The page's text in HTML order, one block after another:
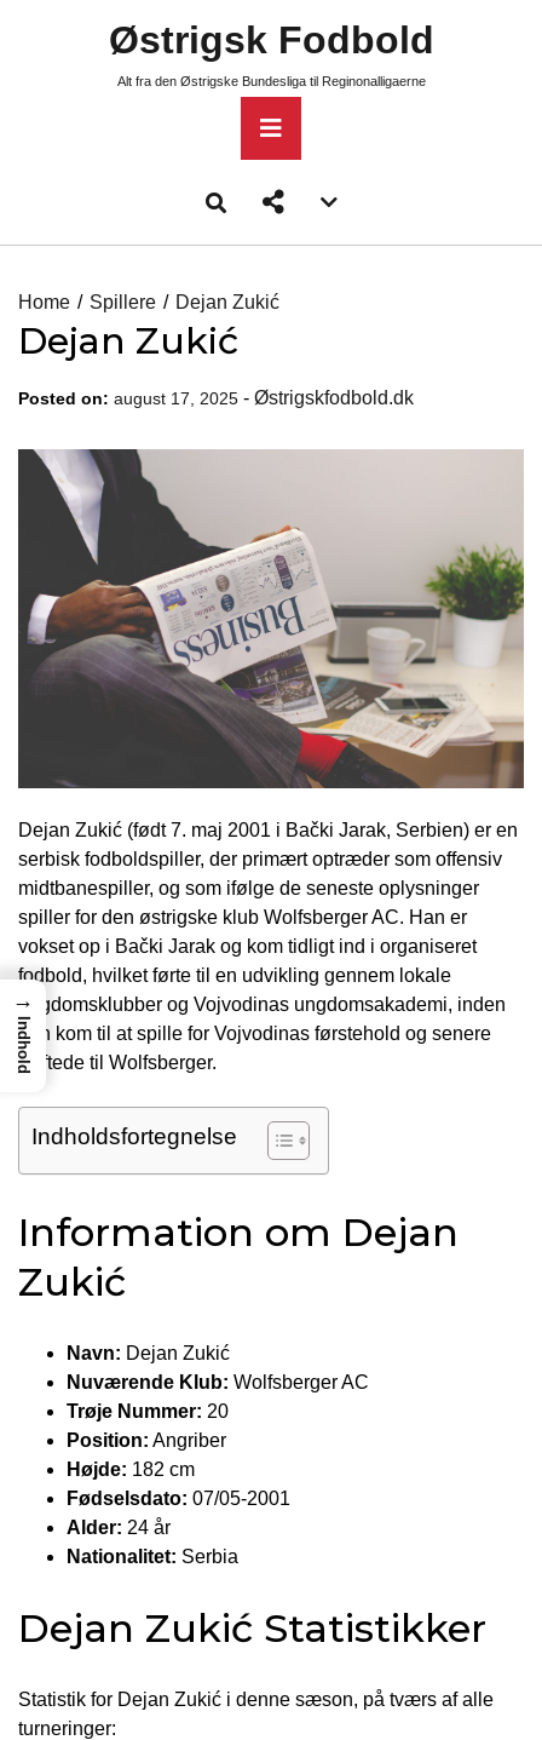
Østrigsk Fodbold
Alt fra den Østrigske Bundesliga til Reginonalligaerne
Primary
Menu
menu
Home
Spillere Dejan Zukić
Dejan Zukić
Posted on: august 17, 2025 - Østrigskfodbold.dk
Dejan Zukić (født 7. maj 2001 i Bački Jarak, Serbien) er en
serbisk fodboldspiller, der primært optræder som offensiv
midtbanespiller, og som ifølge de seneste oplysninger
spiller for den østrigske klub Wolfsberger AC. Han er
vokset op i Bački Jarak og kom tidligt ind i organiseret
fodbold, hvilket førte til en udvikling gennem lokale
ungdomsklubber og Vojvodinas ungdomsakademi, inden
han kom til at spille for Vojvodinas førstehold og senere
skiftede til Wolfsberger.
Indholdsfortegnelse
Information om Dejan
Zukić
Navn: Dejan Zukić
Nuværende Klub: Wolfsberger AC
Trøje Nummer: 20
Position: Angriber
Højde: 182 cm
Fødselsdato: 07/05-2001
Alder: 24 år
Nationalitet: Serbia
Dejan Zukić Statistikker
Statistik for Dejan Zukić i denne sæson, på tværs af alle
turneringer:
→
Indhold